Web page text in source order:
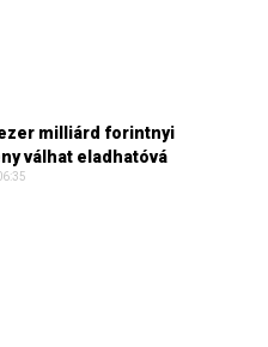
milliárd forintnyi
válhat eladhatóvá